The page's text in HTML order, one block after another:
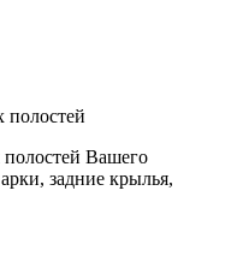
полостей
Вашего
задние крылья,